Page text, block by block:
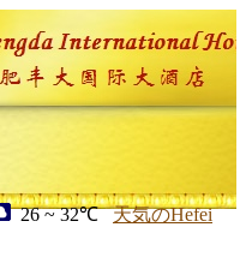
26 ~ 32℃ 天気のHefei